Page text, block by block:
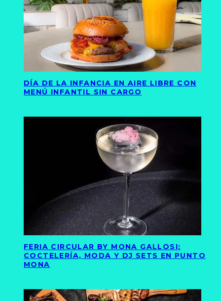
DÍA DE LA INFANCIA EN AIRE LIBRE CON
MENÚ INFANTIL SIN CARGO
FERIA CIRCULAR BY MONA GALLOSI:
COCTELERÍA, MODA Y DJ SETS EN PUNTO
MONA